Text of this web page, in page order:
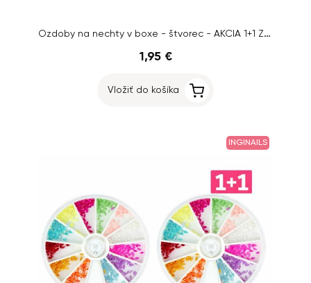
Ozdoby na nechty v boxe - štvorec - AKCIA 1+1 ZADARMO
1,95 €
Vložiť do košíka
INGINAILS